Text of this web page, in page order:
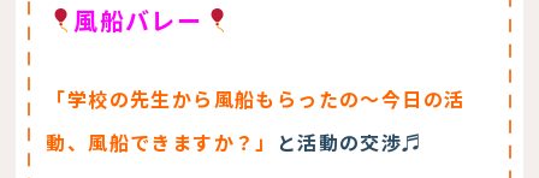
風船バレー
「学校の先生から風船もらったの～今日の活
動、風船できますか？」
と活動の交渉♬